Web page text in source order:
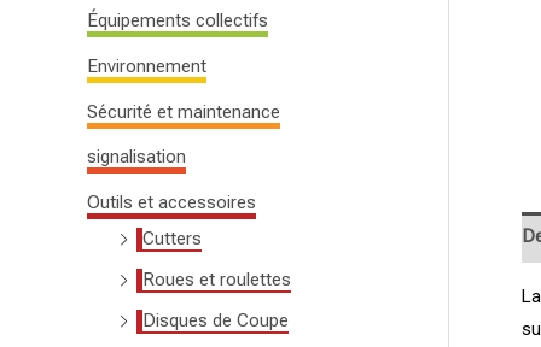
o
r
:
Équipements collectifs
Environnement
Sécurité et maintenance
signalisation
Outils et accessoires
Cutters
Roues et roulettes
Disques de Coupe